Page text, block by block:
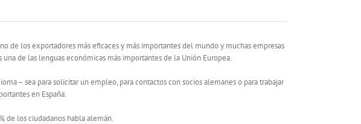
de los exportadores más eficaces y más importantes del mundo y muchas empresas
de las lenguas económicas más importantes de la Unión Europea.
– sea para solicitar un empleo, para contactos con socios alemanes o para trabajar
en España.
de los ciudadanos habla alemán.